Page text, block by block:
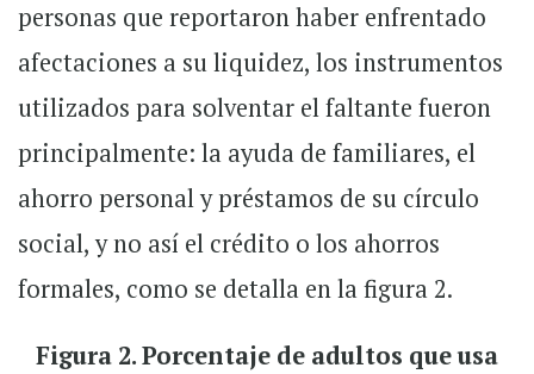
personas que reportaron haber enfrentado
afectaciones a su liquidez, los instrumentos
utilizados para solventar el faltante fueron
principalmente: la ayuda de familiares, el
ahorro personal y préstamos de su círculo
social, y no así el crédito o los ahorros
formales, como se detalla en la figura 2.
Figura 2. Porcentaje de adultos que usa